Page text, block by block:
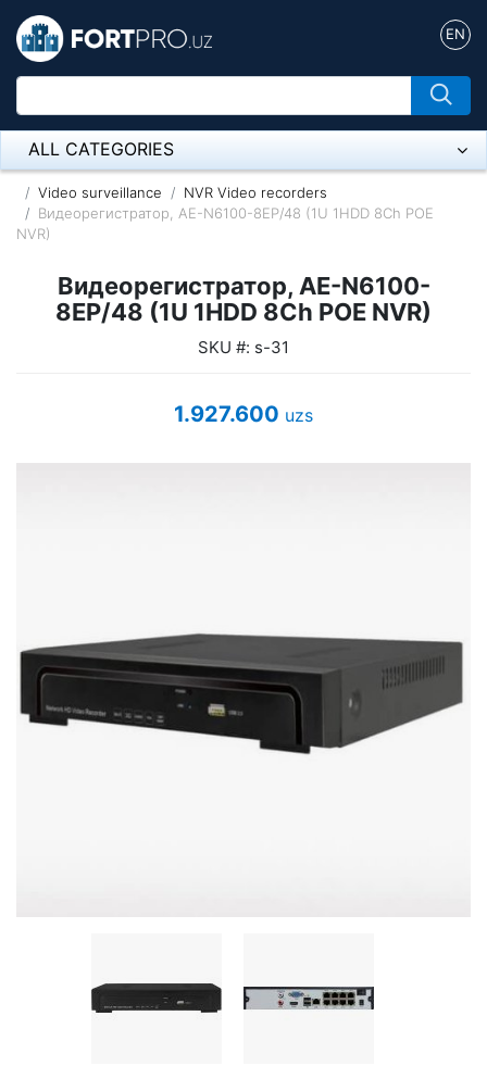
EN
ALL CATEGORIES
Микрофон
Напольные розетки
Оборудование Mikrotik
Пылесос
ADSL, Wan / Lan Routers, Wi-Fi
IP Telephony
Headphones
Mouses and keybords
PC components
Video surveillance
NVR Video recorders
Видеорегистратор, AE-N6100-8EP/48 (1U 1HDD 8Ch POE
NVR)
Видеорегистратор, AE-N6100-
8EP/48 (1U 1HDD 8Ch POE NVR)
SKU #: s-31
1.927.600 uzs